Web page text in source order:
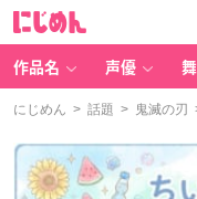
作品名 声優
にじめん > 話題 > 鬼滅の刃